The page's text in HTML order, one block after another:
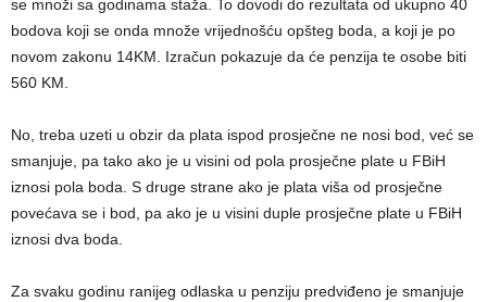
se množi sa godinama staža. To dovodi do rezultata od ukupno 40
bodova koji se onda množe vrijednošću opšteg boda, a koji je po
novom zakonu 14KM. Izračun pokazuje da će penzija te osobe biti
560 KM.
No, treba uzeti u obzir da plata ispod prosječne ne nosi bod, već se
smanjuje, pa tako ako je u visini od pola prosječne plate u FBiH
iznosi pola boda. S druge strane ako je plata viša od prosječne
povećava se i bod, pa ako je u visini duple prosječne plate u FBiH
iznosi dva boda.
Za svaku godinu ranijeg odlaska u penziju predviđeno je smanjuje